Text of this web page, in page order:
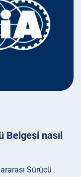
Belgesi nasıl
Sürücü